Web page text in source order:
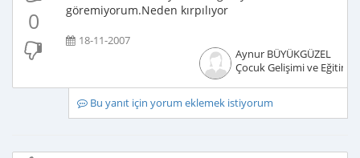
0
göremiyorum.Neden kırpılıyor
18-11-2007
Aynur BÜYÜKGÜZEL
Çocuk Gelişimi ve
Bu yanıt için yorum eklemek istiyorum